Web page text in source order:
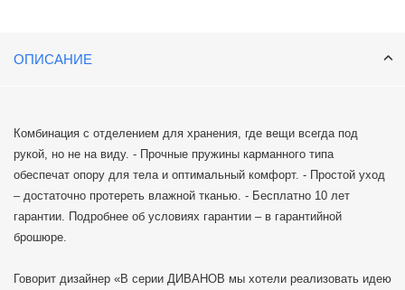
ОПИСАНИЕ
Комбинация с отделением для хранения, где вещи всегда под
рукой, но не на виду. - Прочные пружины карманного типа
обеспечат опору для тела и оптимальный комфорт. - Простой уход
– достаточно протереть влажной тканью. - Бесплатно 10 лет
гарантии. Подробнее об условиях гарантии – в гарантийной
брошюре.
Говорит дизайнер «В серии ДИВАНОВ мы хотели реализовать идею